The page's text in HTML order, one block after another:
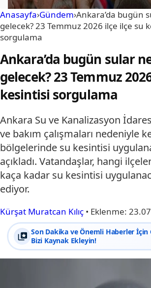
Anasayfa›Gündem›Ankara’da bugün
gelecek? 23 Temmuz 2026 ilçe ilçe su
sorgulama
Ankara’da bugün sular
gelecek? 23 Temmuz
kesintisi sorgulama
Ankara Su ve Kanalizasyon
ve bakım çalışmaları nedeniyle
bölgelerinde su kesintisi
açıkladı. Vatandaşlar, hangi
kaça kadar su kesintisi
ediyor.
Kürşat Muratcan Kılıç • Eklenme:
Son Dakika ve Önemli Haberler
Bizi Kaynak Ekleyin!